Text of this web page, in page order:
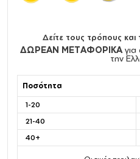
Δείτε τους τρόπους
ΔΩΡΕΑΝ ΜΕΤΑΦΟΡΙΚΑ
την
Ποσότητα
1-20
21-40
40+